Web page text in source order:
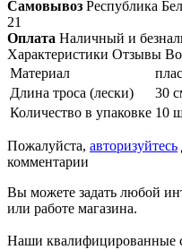
Самовывоз Республика
21
Оплата Наличный и
Характеристики Отзывы
Материал
Длина троса (лески)
30
Количество в упаковке 10
Пожалуйста, авторизуйтесь
комментарии
Вы можете задать любой
или работе магазина.
Наши квалифицированные